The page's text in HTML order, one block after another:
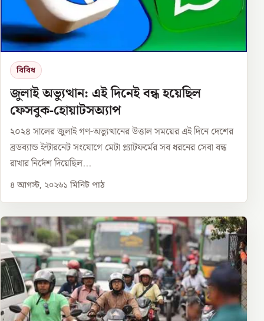
বিবিধ
জুলাই অভ্যুত্থান: এই দিনেই বন্ধ হয়েছিল
ফেসবুক-হোয়াটসঅ্যাপ
২০২৪ সালের জুলাই গণ-অভ্যুত্থানের উত্তাল সময়ের এই দিনে দেশের
ব্রডব্যান্ড ইন্টারনেট সংযোগে মেটা প্ল্যাটফর্মের সব ধরনের সেবা বন্ধ
রাখার নির্দেশ দিয়েছিল...
৪ আগস্ট, ২০২৬১ মিনিট পাঠ